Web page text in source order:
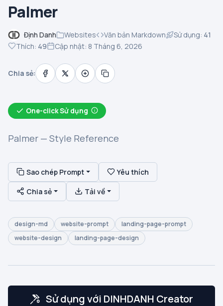
Palmer
Định Danh Websites Văn bản Markdown Sử dụng: 41
Thích: 49 Cập nhật: 8 Tháng 6, 2026
Chia sẻ:
One-click Sử dụng
Palmer — Style Reference
Sao chép Prompt Yêu thích
Chia sẻ Tải về
design-md website-prompt
landing-page-prompt
website-design
landing-page-design
Sử dụng với DINHDANH Creator